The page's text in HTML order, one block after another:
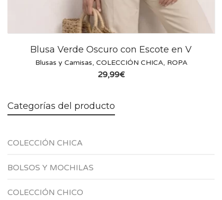
Blusa Verde Oscuro con Escote en V
Blusas y Camisas, COLECCIÓN CHICA, ROPA
29,99€
Categorías del producto
COLECCIÓN CHICA
BOLSOS Y MOCHILAS
COLECCIÓN CHICO